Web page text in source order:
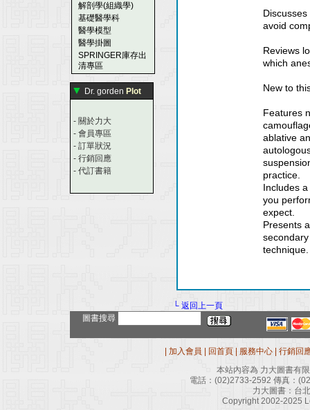
解剖學(組織學)
基礎醫學科
醫學模型
醫學掛圖
SPRINGER庫存出
清專區
▼ Dr. gorden Plot
- 關於力大
- 會員專區
- 訂單狀況
- 行銷回應
- 代訂書籍
avoid
Reviews
which
New to
Features
ablative
practice.
Includes
you
expect.
Presents
technique.
└ 返回上一頁
圖書搜尋
加入會員 回首頁 服務中心
行銷回
本站內容為 力大圖書有
電話： (02)2733-2592 傳真：
力大圖書：台
Copyright 2002-2025